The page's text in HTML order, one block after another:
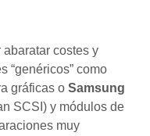
abaratar costes y
“genéricos” como
gráficas oSamsung
SCSI) y módulos de
muy